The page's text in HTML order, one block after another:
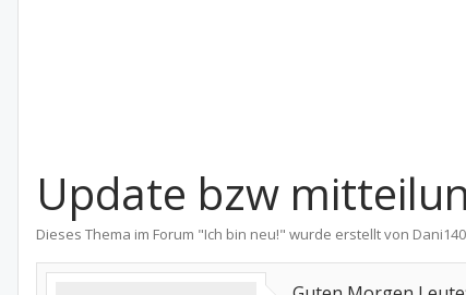
Update bzw
Dieses Thema im Forum "Ich bin neu!" wurde erstellt von